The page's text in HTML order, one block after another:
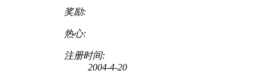
奖励:
热心:
注册时间:
2004-4-20